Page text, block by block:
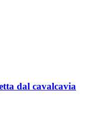
dal cavalcavia